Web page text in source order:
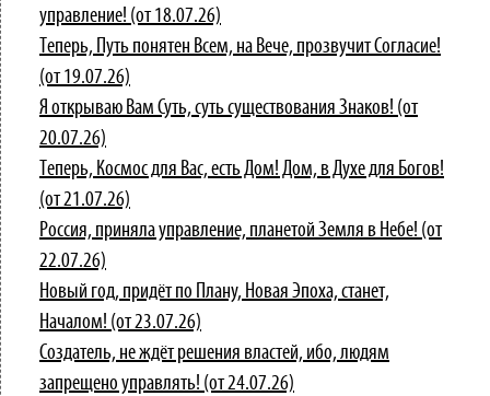
управление! (от 18.07.26)
Теперь, Путь понятен Всем, на Вече, прозвучит Согласие!
(от 19.07.26)
Я открываю Вам Суть, суть существования Знаков! (от
20.07.26)
Теперь, Космос для Вас, есть Дом! Дом, в Духе для Богов!
(от 21.07.26)
Россия, приняла управление, планетой Земля в Небе! (от
22.07.26)
Новый год, придёт по Плану, Новая Эпоха, станет,
Началом! (от 23.07.26)
Создатель, не ждёт решения властей, ибо, людям
запрещено управлять! (от 24.07.26)